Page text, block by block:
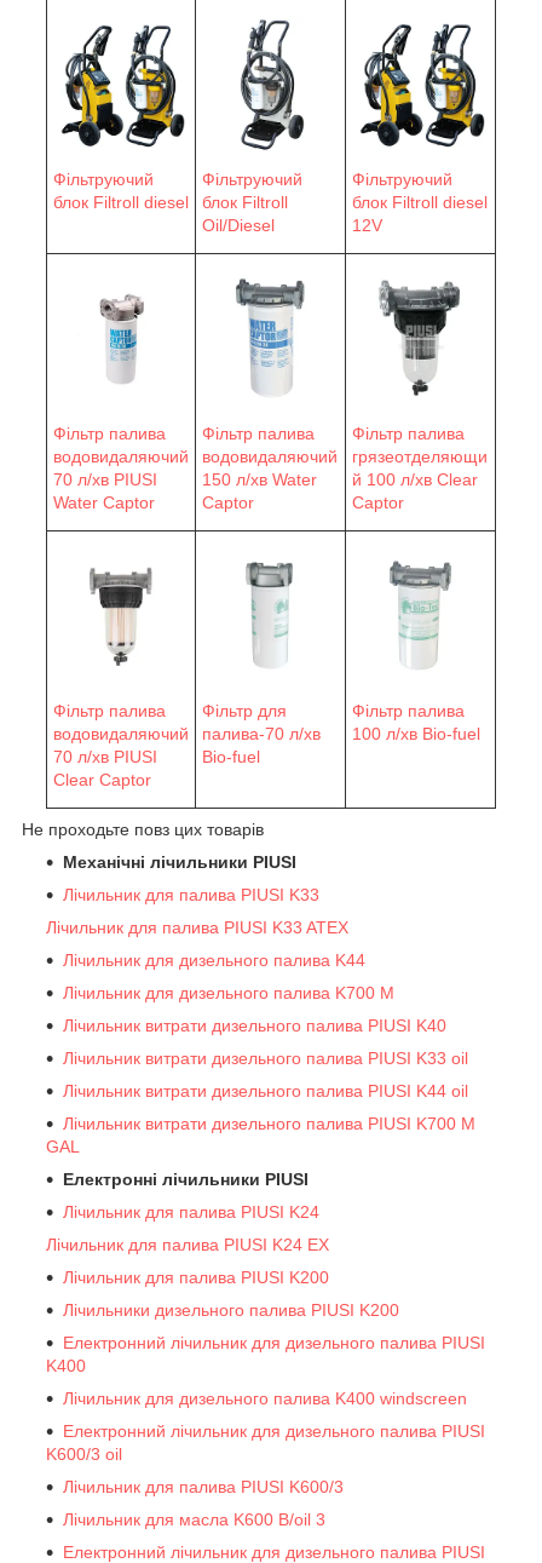
Фільтруючий
блок Filtroll diesel
Фільтруючий
блок Filtroll
Oil/Diesel
Фільтруючий
блок Filtroll diesel
12V
Фільтр палива
водовидаляючий
70 л/хв PIUSI
Water Сaptor
Фільтр палива
водовидаляючий
150 л/хв Water
Сaptor
Фільтр палива
грязеотделяющи
й 100 л/хв Clear
Captor
Фільтр палива
водовидаляючий
70 л/хв PIUSI
Clear Captor
Фільтр для
палива-70 л/хв
Bio-fuel
Фільтр палива
100 л/хв Bio-fuel
Не проходьте повз цих товарів
Механічні лічильники PIUSI
Лічильник для палива PIUSI K33
Лічильник для палива PIUSI K33 ATEX
Лічильник для дизельного палива K44
Лічильник для дизельного палива K700 M
Лічильник витрати дизельного палива PIUSI K40
Лічильник витрати дизельного палива PIUSI K33 oil
Лічильник витрати дизельного палива PIUSI K44 oil
Лічильник витрати дизельного палива PIUSI K700 M
GAL
Електронні лічильники PIUSI
Лічильник для палива PIUSI K24
Лічильник для палива PIUSI K24 EX
Лічильник для палива PIUSI K200
Лічильники дизельного палива PIUSI K200
Електронний лічильник для дизельного палива PIUSI
K400
Лічильник для дизельного палива K400 windscreen
Електронний лічильник для дизельного палива PIUSI
K600/3 oil
Лічильник для палива PIUSI K600/3
Лічильник для масла K600 B/oil 3
Електронний лічильник для дизельного палива PIUSI